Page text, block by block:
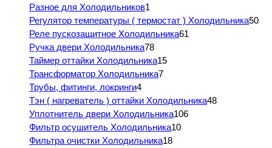
Разное для Холодильников1
Регулятор температуры ( термостат ) Холодильника50
Реле пускозащитное Холодильника61
Ручка двери Холодильника78
Таймер оттайки Холодильника15
Трансформатор Холодильника7
Трубы, фитинги, локринги4
Тэн ( нагреватель ) оттайки Холодильника48
Уплотнитель двери Холодильника106
Фильтр осушитель Холодильника10
Фильтра очистки Холодильника18